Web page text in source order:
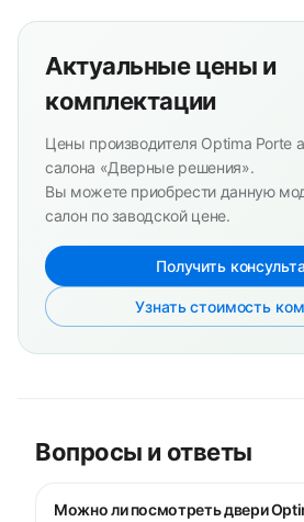
Актуальные цены и
комплектации
Цены производителя Optima Porte
салона «Дверные решения».
Вы можете приобрести данную
салон по заводской цене.
Получить
Узнать стоимость
Вопросы и ответы
Можно ли посмотреть двери